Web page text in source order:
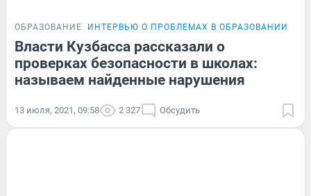
ОБРАЗОВАНИЕ ИНТЕРВЬЮ О ПРОБЛЕМАХ В ОБРАЗОВАНИИ
Власти Кузбасса рассказали о
проверках безопасности в школах:
называем найденные нарушения
13 июля, 2021, 09:58 2 327 Обсудить